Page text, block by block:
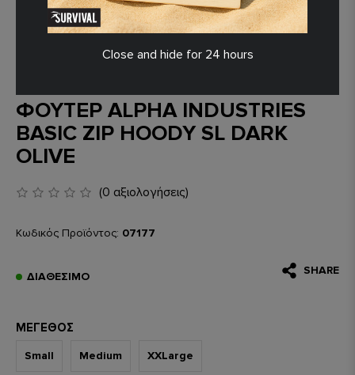
ΦΟΥΤΕΡ ALPHA INDUSTRIES
BASIC ZIP HOODY SL DARK
OLIVE
(0 αξιολογήσεις)
Κωδικός Προϊόντος: 07177
ΔΙΑΘΈΣΙΜΟ SHARE
ΜΈΓΕΘΟΣ
Small Medium XXLarge
Close and hide for 24 hours